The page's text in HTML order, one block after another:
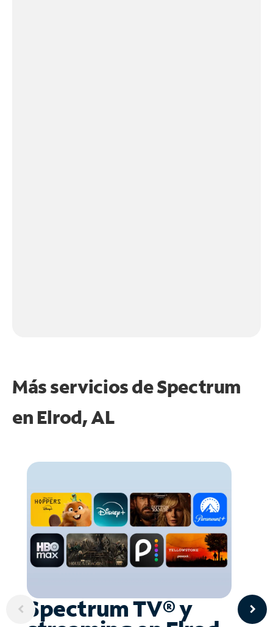
Más servicios de Spectrum
en Elrod, AL
Spectrum TV® y